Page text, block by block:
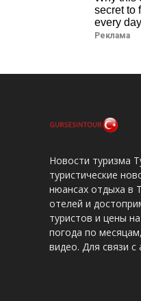
secret to
every day
Реклама
Новости туризма
туристические
нюансах отдыха в
отелей и
туристов и цены
погода по
видео. Для связи с